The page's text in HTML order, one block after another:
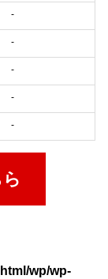
-
-
-
-
-
wp/wp-